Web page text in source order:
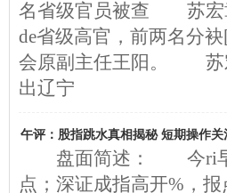
名省级官员被查 苏宏
de省级高官，前两名分
会原副主任王阳。 苏
出辽宁
午评：股指跳水真相揭秘 短期操作关
盘面简述： 今ri早盘
点；深证成指高开%，